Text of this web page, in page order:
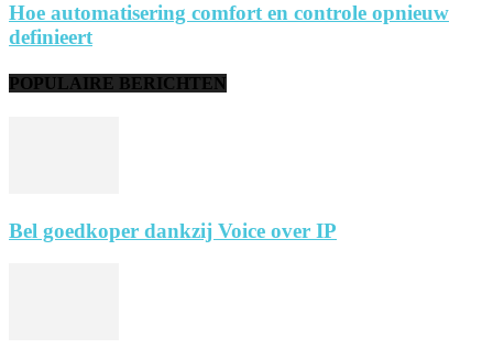
Hoe automatisering comfort en controle opnieuw
definieert
POPULAIRE BERICHTEN
Bel goedkoper dankzij Voice over IP